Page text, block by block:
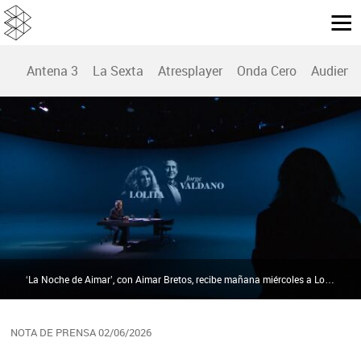
Antena 3 La Sexta Atresplayer Onda Cero
NOTA DE PRENSA 02/06/2026
‘La Noche de Aimar’, con Aimar Bretos, recibe mañana miércoles a Lolita y a Jorge Valdano en el Prime Time de laSexta | Atresmedia